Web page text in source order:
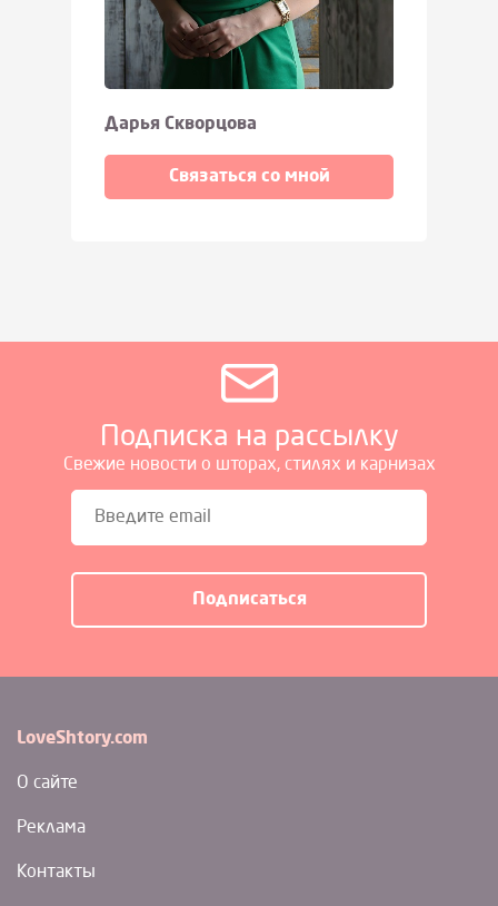
Дарья Скворцова
Связаться со мной
Подписка на рассылку
Свежие новости о шторах, стилях и карнизах
LoveShtory.com
О сайте
Реклама
Контакты